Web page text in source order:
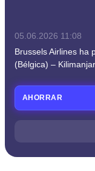
05.06.2026 11:08
Brussels Airlines ha
(Bélgica) –
AHORRAR